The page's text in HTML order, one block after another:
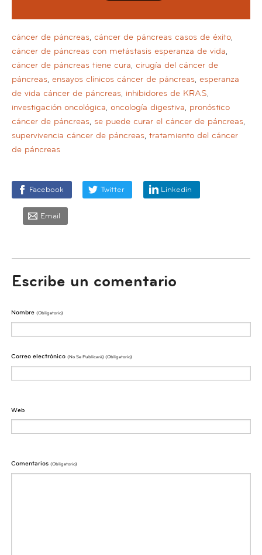
cáncer de páncreas, cáncer de páncreas casos de éxito,
cáncer de páncreas con metástasis esperanza de vida,
cáncer de páncreas tiene cura, cirugía del cáncer de
páncreas, ensayos clínicos cáncer de páncreas, esperanza
de vida cáncer de páncreas, inhibidores de KRAS,
investigación oncológica, oncología digestiva, pronóstico
cáncer de páncreas, se puede curar el cáncer de páncreas,
supervivencia cáncer de páncreas, tratamiento del cáncer
de páncreas
Facebook Twitter Linkedin
Email
Escribe un comentario
Nombre (obligatorio)
Correo electrónico (No Se Publicarà) (obligatorio)
Web
Comentarios (obligatorio)